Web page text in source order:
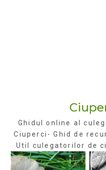
Ghidul online al
Ciuperci- Ghid de
Util culegatorilor de